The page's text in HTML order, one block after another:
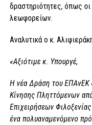
δραστηριότητες, όπως
λεωφορείων.
Αναλυτικά ο κ.
«Αξιότιμε κ. Υπουργέ,
Η νέα Δράση του ΕΠΑνΕΚ
Κίνησης Πληττόμενων
Επιχειρήσεων
ένα πολυαναμενόμενο